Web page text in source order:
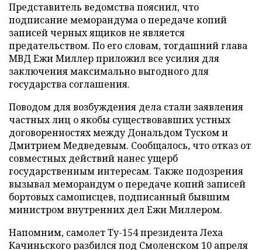
Представитель ведомства пояснил, что
подписание меморандума о передаче копий
записей черных ящиков не является
предательством. По его словам, тогдашний глава
МВД Ежи Миллер приложил все усилия для
заключения максимально выгодного для
государства соглашения.
Поводом для возбуждения дела стали заявления
частных лиц о якобы существовавших устных
договоренностях между Дональдом Туском и
Дмитрием Медведевым. Сообщалось, что отказ от
совместных действий нанес ущерб
государственным интересам. Также подозрения
вызывал меморандум о передаче копий записей
бортовых самописцев, подписанный бывшим
министром внутренних дел Ежи Миллером.
Напомним, самолет Ту-154 президента Леха
Качиньского разбился под Смоленском 10 апреля